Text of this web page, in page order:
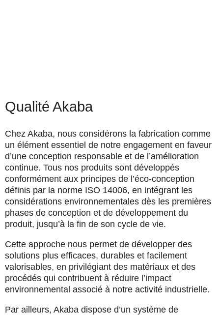
Qualité Akaba
Chez Akaba, nous considérons la fabrication comme
un élément essentiel de notre engagement en faveur
d’une conception responsable et de l’amélioration
continue. Tous nos produits sont développés
conformément aux principes de l’éco-conception
définis par la norme ISO 14006, en intégrant les
considérations environnementales dès les premières
phases de conception et de développement du
produit, jusqu’à la fin de son cycle de vie.
Cette approche nous permet de développer des
solutions plus efficaces, durables et facilement
valorisables, en privilégiant des matériaux et des
procédés qui contribuent à réduire l’impact
environnemental associé à notre activité industrielle.
Par ailleurs, Akaba dispose d’un système de